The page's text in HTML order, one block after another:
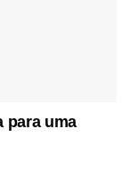
para uma